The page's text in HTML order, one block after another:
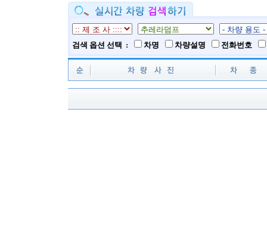
검색 옵션 선택 : 차명 차량설명 전화번호